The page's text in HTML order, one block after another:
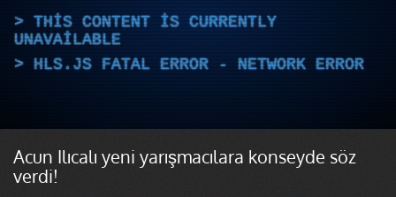
THIS CONTENT IS CURRENTLY
UNAVAILABLE
HLS.JS FATAL ERROR - NETWORK ERROR
Acun Ilıcalı yeni yarışmacılara konseyde söz
verdi!